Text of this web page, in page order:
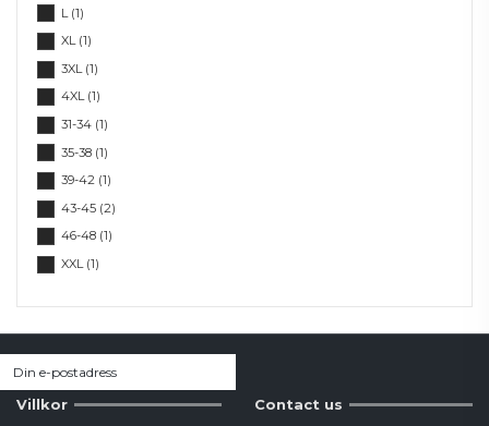
L (1)
XL (1)
3XL (1)
4XL (1)
31-34 (1)
35-38 (1)
39-42 (1)
43-45 (2)
46-48 (1)
XXL (1)
Villkor Contact us